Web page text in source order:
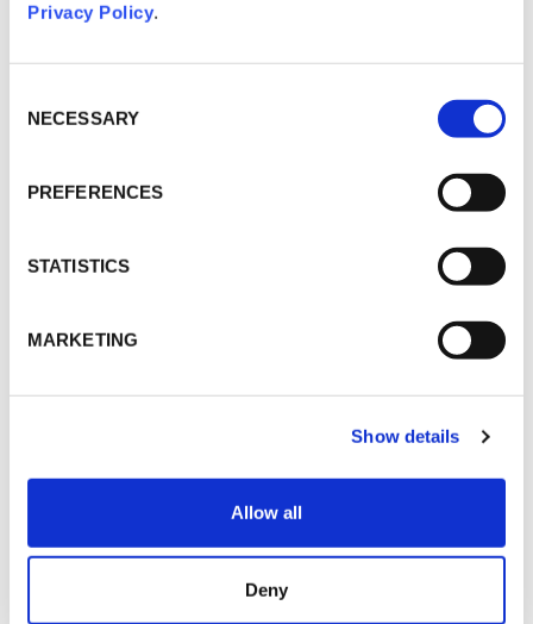
Privacy Policy.
Selection
NECESSARY
PREFERENCES
STATISTICS
MARKETING
Show details
Allow all
Deny
BEWIRB DICH JETZT!
WO?
STUTTGART